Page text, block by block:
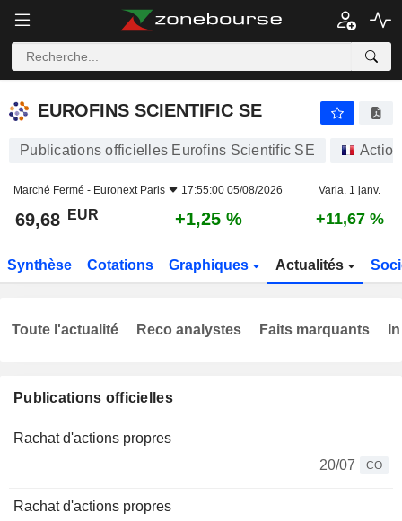
EUROFINS SCIENTIFIC SE
EUROFINS SCIENTIFIC SE
Publications officielles Eurofins Scientific SE
Marché Fermé - Euronext Paris 17:55:00 05/08/2026 Varia. 1 janv.
69,68 EUR +1,25 % +11,67 %
Synthèse Cotations Graphiques Actualités
Publications officielles
Rachat d'actions propres
20/07
CO
Rachat d'actions propres
Toute l'actualité Reco analystes Faits marquants